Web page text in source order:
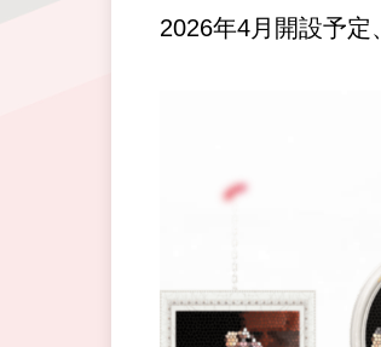
2026年4月開設予定